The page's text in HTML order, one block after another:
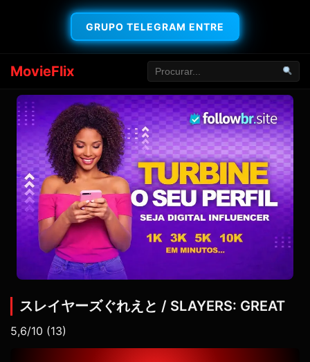
GRUPO TELEGRAM ENTRE
MovieFlix
スレイヤーズぐれえと / SLAYERS: GREAT
5,6/10 (13)